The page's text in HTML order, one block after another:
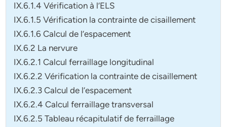
IX.6.1.4 Vérification à l’ELS
IX.6.1.5 Vérification la contrainte de cisaillement
IX.6.1.6 Calcul de l’espacement
IX.6.2 La nervure
IX.6.2.1 Calcul ferraillage longitudinal
IX.6.2.2 Vérification la contrainte de cisaillement
IX.6.2.3 Calcul de l’espacement
IX.6.2.4 Calcul ferraillage transversal
IX.6.2.5 Tableau récapitulatif de ferraillage